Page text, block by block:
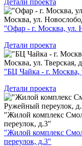
Москва, ул.
"Офар - г. Москва, ул.
Детали проекта
Москва, ул. Тверская,
"БЦ Чайка - г. Москва,
Детали проекта
"Жилой комплекс
переулок, д.3"
"Жилой комплекс
переулок, д.3"